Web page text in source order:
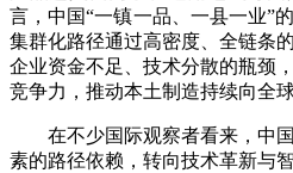
言，中国“一镇一品、一县一业
集群化路径通过高密度、全链条
企业资金不足、技术分散的瓶颈
竞争力，推动本土制造持续向全
在不少国际观察者看来，中国
素的路径依赖，转向技术革新与